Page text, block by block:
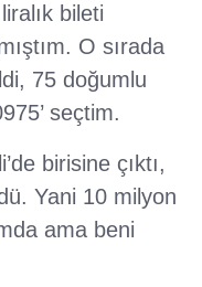
bileti
O sırada
75 doğumlu
seçtim.
birisine çıktı,
Yani 10 milyon
ama beni